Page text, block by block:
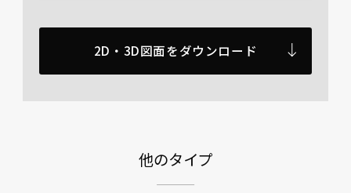
2D・3D図面をダウンロード
他のタイプ